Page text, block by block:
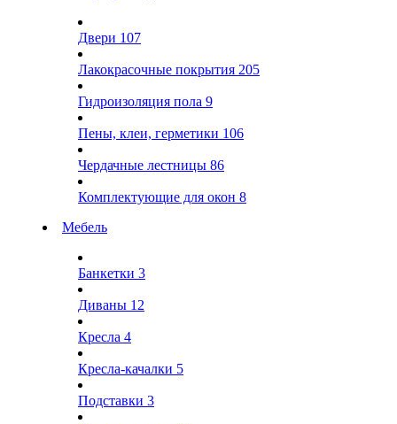
Двери 107
Лакокрасочные покрытия 205
Гидроизоляция пола 9
Пены, клеи, герметики 106
Чердачные лестницы 86
Комплектующие для окон 8
Мебель
Банкетки 3
Диваны 12
Кресла 4
Кресла-качалки 5
Подставки 3